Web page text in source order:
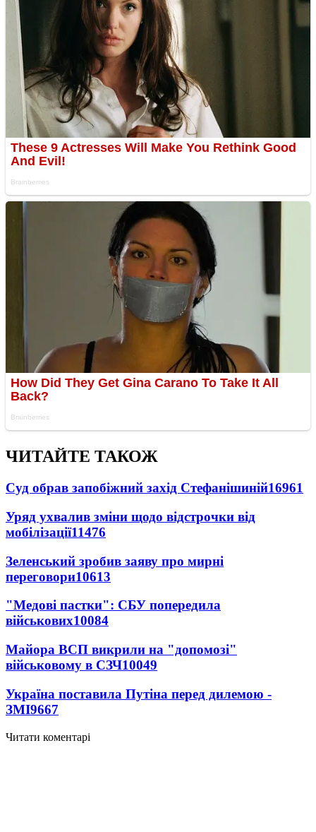
ЧИТАЙТЕ ТАКОЖ
Суд обрав запобіжний захід Стефанішиній16961
Уряд ухвалив зміни щодо відстрочки від
мобілізації11476
Зеленський зробив заяву про мирні
переговори10613
"Медові пастки": СБУ попередила
військових10084
Майора ВСП викрили на "допомозі"
військовому в СЗЧ10049
Україна поставила Путіна перед дилемою -
ЗМІ9667
Читати коментарі